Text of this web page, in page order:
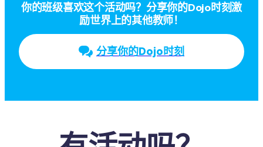
你的班级喜欢这个活动吗？分享你的Dojo时刻激
励世界上的其他教师！
分享你的Dojo时刻